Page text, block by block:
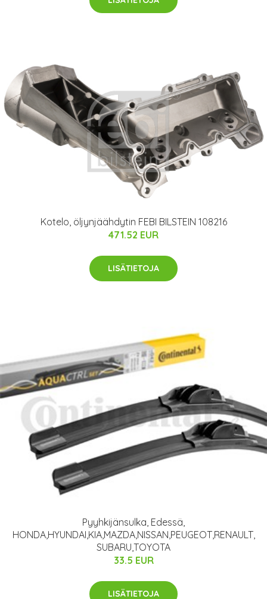
Kotelo, öljynjäähdytin FEBI BILSTEIN 108216
471.52 EUR
LISÄTIETOJA
Pyyhkijänsulka, Edessä,
HONDA,HYUNDAI,KIA,MAZDA,NISSAN,PEUGEOT,RENAULT,
SUBARU,TOYOTA
33.5 EUR
LISÄTIETOJA